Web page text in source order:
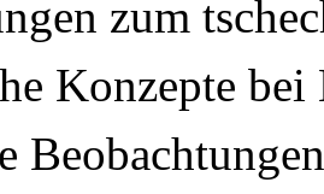
zum
Konzepte